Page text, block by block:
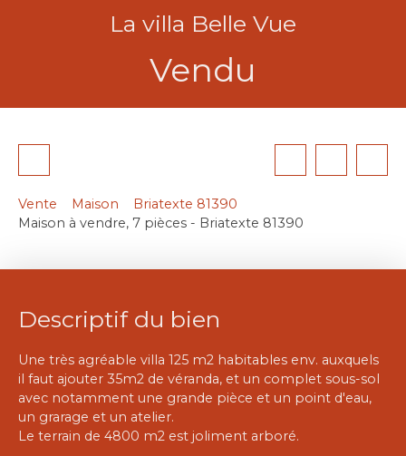
La villa Belle Vue
Vendu
Vente Maison
Briatexte 81390
Maison à vendre, 7 pièces - Briatexte 81390
Descriptif du bien
Une très agréable villa 125 m2 habitables env. auxquels
il faut ajouter 35m2 de véranda, et un complet sous-sol
avec notamment une grande pièce et un point d'eau,
un grarage et un atelier.
Le terrain de 4800 m2 est joliment arboré.